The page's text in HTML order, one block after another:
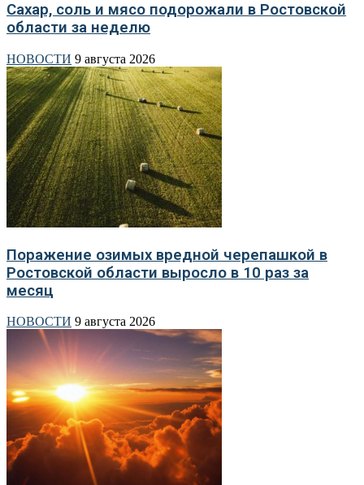
Сахар, соль и мясо подорожали в Ростовской
области за неделю
НОВОСТИ 9 августа 2026
Поражение озимых вредной черепашкой в
Ростовской области выросло в 10 раз за
месяц
НОВОСТИ 9 августа 2026